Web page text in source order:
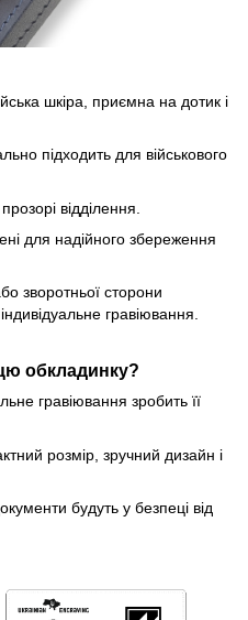
шкіра, приємна на дотик і
підходить для військового
відділення.
для надійного збереження
зворотньої сторони
гравіювання.
обкладинку?
гравіювання зробить її
розмір, зручний дизайн і
будуть у безпеці від